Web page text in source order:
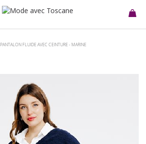
PANTALON FLUIDE AVEC CEINTURE - MARINE